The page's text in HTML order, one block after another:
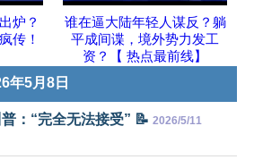
炉？
传！
谁在逼大陆年轻人谋反？躺
平成间谍，境外势力发工
资？【 热点最前线】
年5月8日
：“完全无法接受” 📝 2026/5/11